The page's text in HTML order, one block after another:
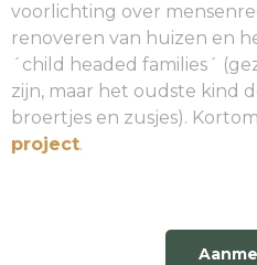
voorlichting over
renoveren van huizen en
´child headed families´
zijn, maar het oudste kind
broertjes en zusjes).
project.